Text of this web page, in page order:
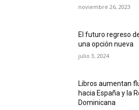
noviembre 26, 2023
El futuro regreso
una opción nueva
julio 3, 2024
Libros aumentan
hacia España y la
Dominicana